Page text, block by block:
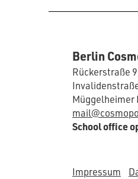
Berlin
Rückerstraße
Müggelheimer
School office
Impressum